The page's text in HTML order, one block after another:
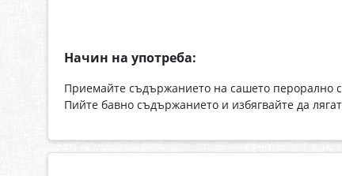
Начин на употреба:
Приемайте съдържанието на сашето перорално
Пийте бавно съдържанието и избягвайте да